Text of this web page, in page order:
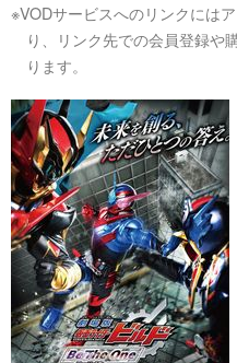
※VODサービスへのリンクには
り、リンク先での会員登録や
ります。